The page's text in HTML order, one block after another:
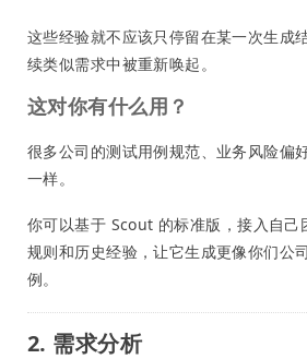
这些经验就不应该只停留在某一次生成
续类似需求中被重新唤起。
这对你有什么用？
很多公司的测试用例规范、业务风险偏
一样。
你可以基于 Scout 的标准版，接入自己
规则和历史经验，让它生成更像你们公
例。
2. 需求分析